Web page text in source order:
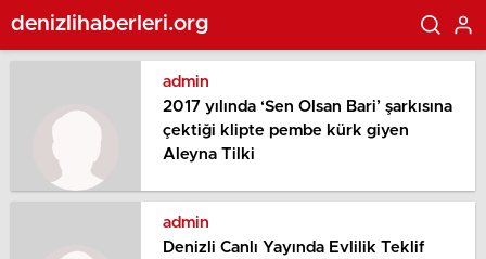
denizlihaberleri.org
admin
2017 yılında ‘Sen Olsan Bari’ şarkısına
çektiği klipte pembe kürk giyen
Aleyna Tilki
admin
Denizli Canlı Yayında Evlilik Teklif